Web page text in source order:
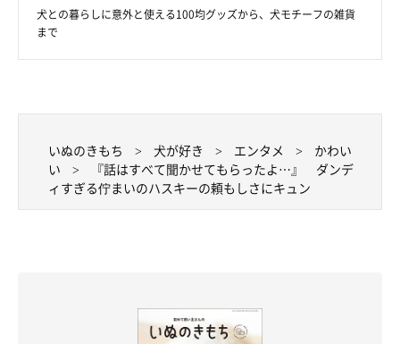
写真提供・取材協力／Twitter（@NEAL_doganddogさん）
※この記事は投稿者さまにご了承をいただいたうえで制作してい
ます。
犬との暮らしに意外と使える100均グッズから、犬モチーフの雑貨
まで
いぬのきもち 犬が好き エンタメ
かわい
い
『話はすべて聞かせてもらったよ…』 ダンデ
ィすぎる佇まいのハスキーの頼もしさにキュン